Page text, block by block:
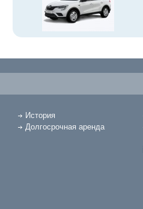
История
Долгосрочная аренда